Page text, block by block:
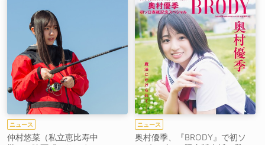
ニュース
仲村悠菜（私立恵比寿中
ニュース
奥村優季、『BRODY』で初ソ